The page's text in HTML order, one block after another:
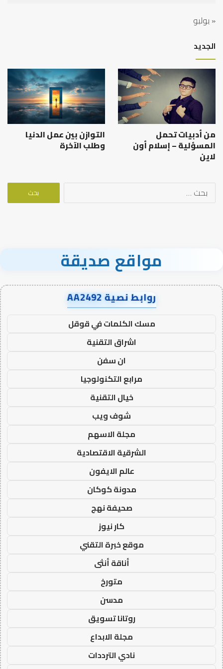
« يوليو
الجديد
من أدبيات تحمل
المسؤلية – إسلام أون
لاين
التوازن بين عمل الدنيا
وطلب الآخرة
البحث
مواقع صديقة
روابط نصية AA2492
مسك الكلمات في قوقل
اشراق التقنية
ان سفن
مرابع التكنولوجيا
خيال التقنية
شوف ويب
مجلة الاسهم
الشرقية الاقتصادية
عالم الايفون
مدونة كوكان
صحيفة نهج
كار نيوز
موقع خبرة التقني
أناقة أنثى
متورخ
مدسن
روتانا تسويق
مجلة الابداع
نادي الترددات